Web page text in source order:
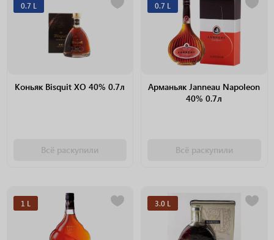
0.7 L
Коньяк Bisquit XO 40% 0.7л
Всё раскупили
0.7 L
Арманьяк Janneau Napoleon
40% 0.7л
Всё раскупили
1 L 3.0 L